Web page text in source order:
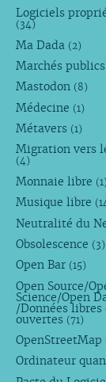
Logiciels
(34)
Ma Dada (2)
Marchés publics
Mastodon (8)
Médecine (1)
Métavers (1)
Migration vers
(4)
Monnaie libre (1)
Musique libre
Neutralité du
Obsolescence (3)
Open Bar (15)
Open Source/
Science/Open
/Données libres
ouvertes (71)
OpenStreetMap
Ordinateur